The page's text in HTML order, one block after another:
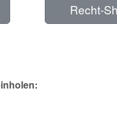
Recht-